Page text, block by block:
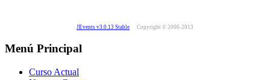
JEvents v3.0.13 Stable Copyright © 2006-2013
Menú Principal
Curso Actual